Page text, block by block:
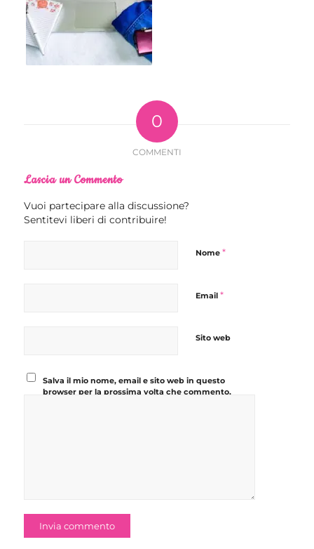
0
COMMENTI
Lascia un Commento
Vuoi partecipare alla discussione?
Sentitevi liberi di contribuire!
Nome *
Email *
Sito web
Salva il mio nome, email e sito web in questo
browser per la prossima volta che commento.